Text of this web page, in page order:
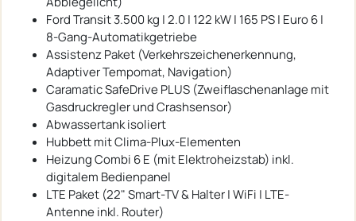
Ford Transit 3.500 kg | 2.0 | 122 kW | 165 PS | Euro 6 |
8-Gang-Automatikgetriebe
Assistenz Paket (Verkehrszeichenerkennung,
Adaptiver Tempomat, Navigation)
Caramatic SafeDrive PLUS (Zweiflaschenanlage mit
Gasdruckregler und Crashsensor)
Abwassertank isoliert
Hubbett mit Clima-Plux-Elementen
Heizung Combi 6 E (mit Elektroheizstab) inkl.
digitalem Bedienpanel
LTE Paket (22" Smart-TV & Halter | WiFi | LTE-
Antenne inkl. Router)